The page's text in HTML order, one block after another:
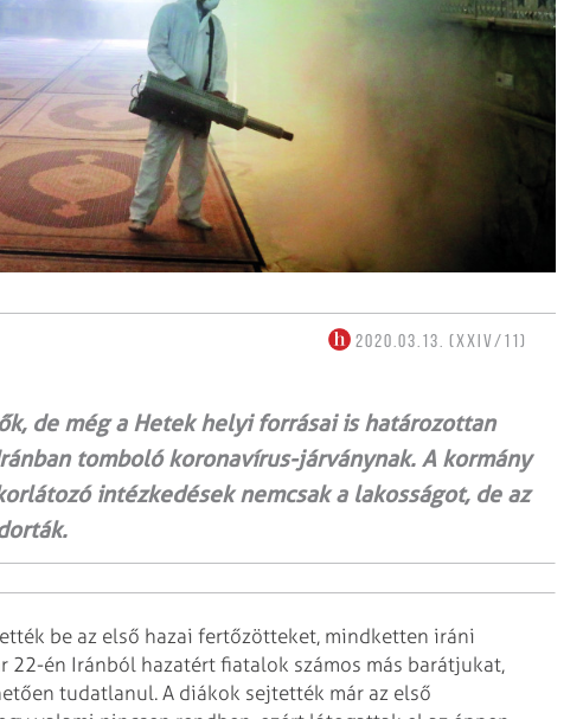
2020.03.13. (XXIV/11)
de még a Hetek helyi forrásai is határozottan
tomboló koronavírus-járványnak. A kormány
intézkedések nemcsak a lakosságot, de az
be az első hazai fertőzötteket, mindketten iráni
én Iránból hazatért fiatalok számos más barátjukat,
tudatlanul. A diákok sejtették már az első